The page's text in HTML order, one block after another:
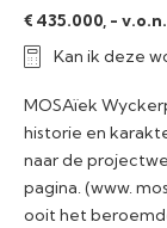
€ 435.000, - v.o.n.
Kan ik deze
MOSAïek
historie en
naar de
pagina. (www.
ooit het